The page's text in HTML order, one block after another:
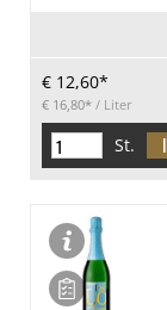
€ 12,60*
€ 16,80* / Liter
St.